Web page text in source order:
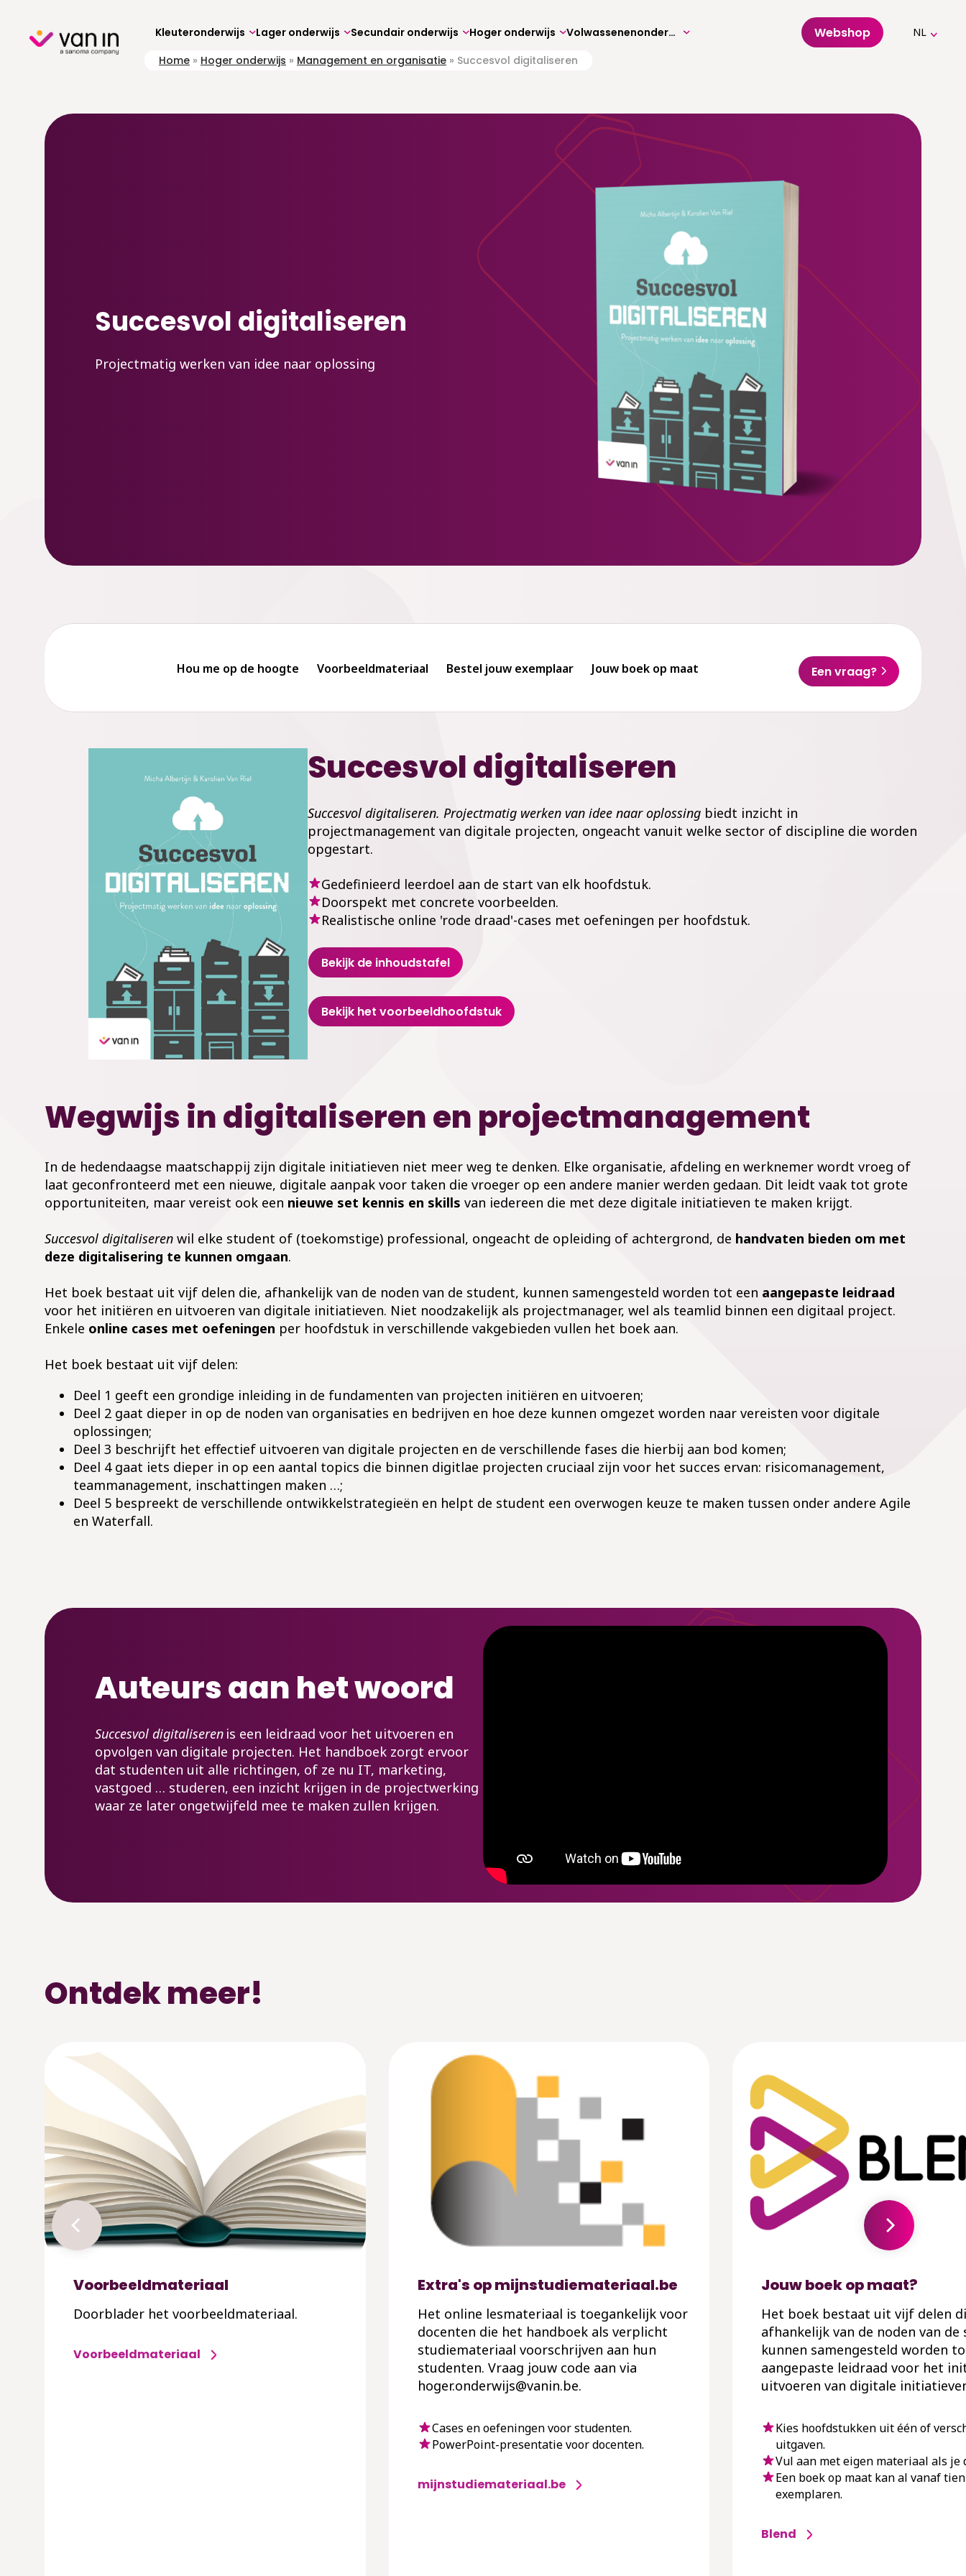
content Kleuteronderwijs Lager onderwijs Secundair onderwijs Hoger onderwijs Volwassenenonderwijs Webshop NL
Home » Hoger onderwijs » Management en organisatie » Succesvol digitaliseren
Succesvol digitaliseren
Projectmatig werken van idee naar oplossing
Hou me op de hoogte Voorbeeldmateriaal Bestel jouw exemplaar Jouw boek op maat Een vraag?
Succesvol digitaliseren
Succesvol digitaliseren. Projectmatig werken van idee naar oplossing biedt inzicht in
projectmanagement van digitale projecten, ongeacht vanuit welke sector of discipline die worden
opgestart.
Gedefinieerd leerdoel aan de start van elk hoofdstuk.
Doorspekt met concrete voorbeelden.
Realistische online 'rode draad'-cases met oefeningen per hoofdstuk.
Bekijk de inhoudstafel
Bekijk het voorbeeldhoofdstuk
Wegwijs in digitaliseren en projectmanagement
In de hedendaagse maatschappij zijn digitale initiatieven niet meer weg te denken. Elke organisatie, afdeling en werknemer wordt vroeg of
laat geconfronteerd met een nieuwe, digitale aanpak voor taken die vroeger op een andere manier werden gedaan. Dit leidt vaak tot grote
opportuniteiten, maar vereist ook een nieuwe set kennis en skills van iedereen die met deze digitale initiatieven te maken krijgt.
Succesvol digitaliseren wil elke student of (toekomstige) professional, ongeacht de opleiding of achtergrond, de handvaten bieden om met
deze digitalisering te kunnen omgaan.
Het boek bestaat uit vijf delen die, afhankelijk van de noden van de student, kunnen samengesteld worden tot een aangepaste leidraad
voor het initiëren en uitvoeren van digitale initiatieven. Niet noodzakelijk als projectmanager, wel als teamlid binnen een digitaal project.
Enkele online cases met oefeningen per hoofdstuk in verschillende vakgebieden vullen het boek aan.
Het boek bestaat uit vijf delen:
Deel 1 geeft een grondige inleiding in de fundamenten van projecten initiëren en uitvoeren;
Deel 2 gaat dieper in op de noden van organisaties en bedrijven en hoe deze kunnen omgezet worden naar vereisten voor digitale
oplossingen;
Deel 3 beschrijft het effectief uitvoeren van digitale projecten en de verschillende fases die hierbij aan bod komen;
Deel 4 gaat iets dieper in op een aantal topics die binnen digitlae projecten cruciaal zijn voor het succes ervan: risicomanagement,
teammanagement, inschattingen maken …;
Deel 5 bespreekt de verschillende ontwikkelstrategieën en helpt de student een overwogen keuze te maken tussen onder andere Agile
en Waterfall.
Auteurs aan het woord
Succesvol digitaliseren is een leidraad voor het uitvoeren en
opvolgen van digitale projecten. Het handboek zorgt ervoor
dat studenten uit alle richtingen, of ze nu IT, marketing,
vastgoed … studeren, een inzicht krijgen in de projectwerking
waar ze later ongetwijfeld mee te maken zullen krijgen.
Ontdek meer!
Voorbeeldmateriaal
Doorblader het voorbeeldmateriaal.
Voorbeeldmateriaal
Extra's op mijnstudiemateriaal.be
Het online lesmateriaal is toegankelijk voor
docenten die het handboek als verplicht
studiemateriaal voorschrijven aan hun
studenten. Vraag jouw code aan via
hoger.onderwijs@vanin.be.
Cases en oefeningen voor studenten.
PowerPoint-presentatie voor docenten.
mijnstudiemateriaal.be
Jouw boek op maat?
Het boek bestaat uit vijf delen
afhankelijk van de noden van
kunnen samengesteld worden
aangepaste leidraad voor het
uitvoeren van digitale
Kies hoofdstukken uit één of
uitgaven.
Vul aan met eigen materiaal als je
Een boek op maat kan al vanaf tien
exemplaren.
Blend